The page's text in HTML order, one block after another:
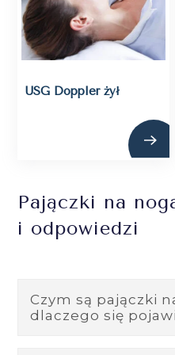
USG Doppler żył
Pajączki na
i odpowiedzi
Czym są pajączki
dlaczego się